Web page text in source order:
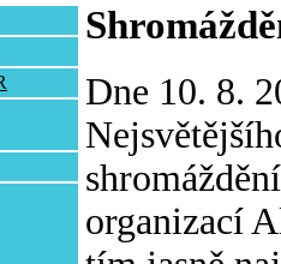
Dne 10. 8.
organizací